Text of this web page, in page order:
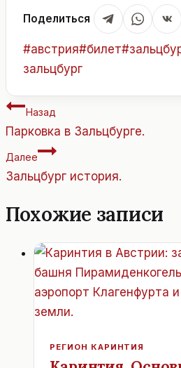
Поделиться
Метки
записи:
#австрия#билет#
зальцбург
Навигация
по
записям
Назад
Парковка в Зальцбурге.
Далее
Зальцбург история.
Похожие записи
РЕГИОН КАРИНТИЯ